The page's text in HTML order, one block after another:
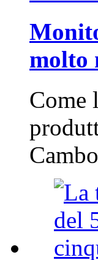
molto
Come